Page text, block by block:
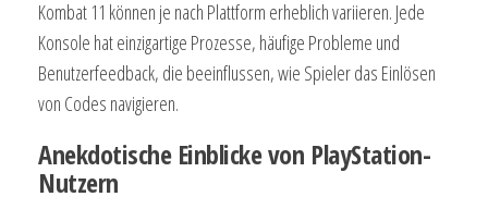
Kombat 11 können je nach Plattform erheblich variieren. Jede
Konsole hat einzigartige Prozesse, häufige Probleme und
Benutzerfeedback, die beeinflussen, wie Spieler das Einlösen
von Codes navigieren.
Anekdotische Einblicke von PlayStation-
Nutzern